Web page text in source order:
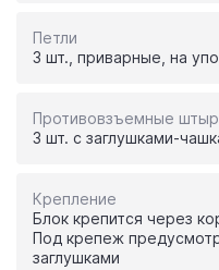
Петли
3 шт., приварные, на
Противовзъемные
3 шт. с заглушками-
Крепление
Блок крепится через
Под крепеж
заглушками